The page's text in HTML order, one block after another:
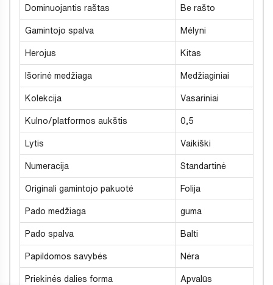
Dominuojantis raštas Be rašto
Gamintojo spalva Mėlyni
Herojus Kitas
Išorinė medžiaga Medžiaginiai
Kolekcija Vasariniai
Kulno/platformos aukštis 0,5
Lytis Vaikiški
Numeracija Standartinė
Originali gamintojo pakuotė Folija
Pado medžiaga guma
Pado spalva Balti
Papildomos savybės Nėra
Priekinės dalies forma Apvalūs